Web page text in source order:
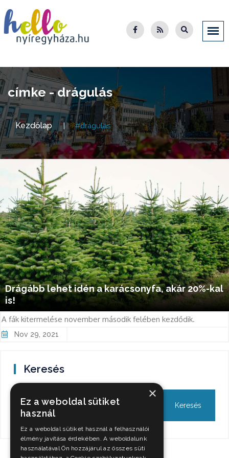
címke - drágulás
Kezdőlap #drágulás
Drágább lehet idén a karácsonyfa, akár 20%-kal
is!
A fák kitermelése november második felében kezdődik.
Nov 29, 2021
Keresés
×
Ez a weboldal sütiket
használ
Ez a weboldal sütiket használ a felhasználói
élmény javítása érdekében. A weboldalunk
használatával Ön hozzájárul az összes süti